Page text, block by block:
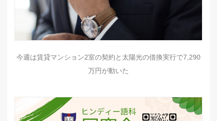
今週は賃貸マンション2室の契約と太陽光の借換実行で7,290
万円が動いた